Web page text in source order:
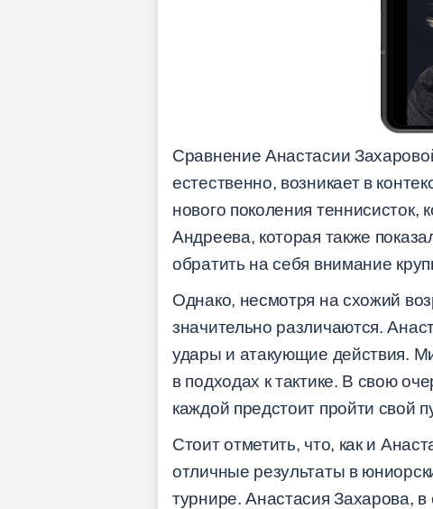
Сравнение Анастасии
естественно, возникает в
нового поколения
Андреева, которая также
обратить на себя внимание
Однако, несмотря на схожий
значительно различаются.
удары и атакующие действия.
в подходах к тактике. В свою
каждой предстоит пройти свой
Стоит отметить, что, как и
отличные результаты в
турнире. Анастасия Захарова,